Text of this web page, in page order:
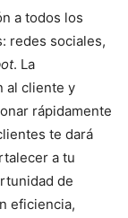
a todos los
redes sociales,
. La
al cliente y
rápidamente
te dará
a tu
de
eficiencia,